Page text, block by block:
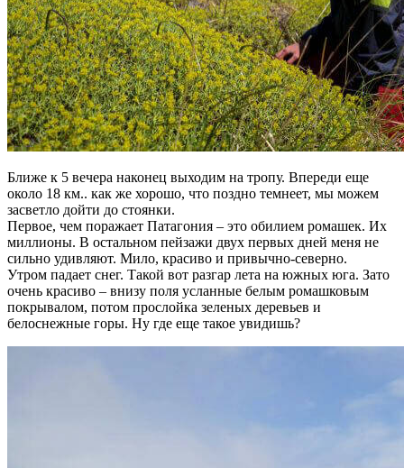
Ближе к 5 вечера наконец выходим на тропу. Впереди еще
около 18 км.. как же хорошо, что поздно темнеет, мы можем
засветло дойти до стоянки.
Первое, чем поражает Патагония – это обилием ромашек. Их
миллионы. В остальном пейзажи двух первых дней меня не
сильно удивляют. Мило, красиво и привычно-северно.
Утром падает снег. Такой вот разгар лета на южных юга. Зато
очень красиво – внизу поля усланные белым ромашковым
покрывалом, потом прослойка зеленых деревьев и
белоснежные горы. Ну где еще такое увидишь?